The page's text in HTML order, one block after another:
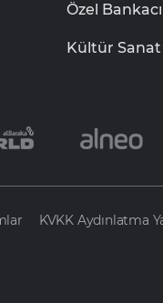
Özel
Kültür Sanat
KVKK Aydınlatma